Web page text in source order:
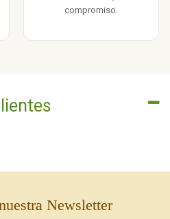
compromiso.
Newsletter